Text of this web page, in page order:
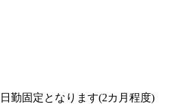
勤固定となります(2カ月程度)